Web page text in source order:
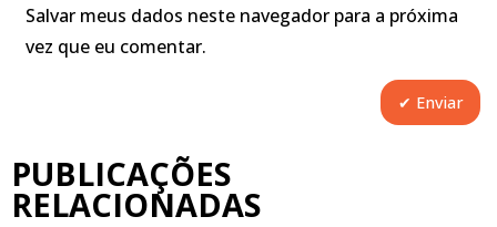
Salvar meus dados neste navegador para a próxima
vez que eu comentar.
PUBLICAÇÕES
RELACIONADAS